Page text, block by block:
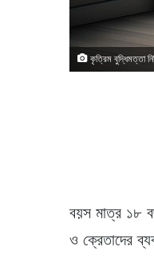
কৃত্রিম বুদ্ধিমত্তা
বয়স মাত্র ১৮
ও ক্রেতাদের